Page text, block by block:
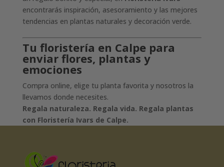
encontrarás inspiración, asesoramiento y las mejores
tendencias en plantas naturales y decoración verde.
Tu floristería en Calpe para
enviar flores, plantas y
emociones
Compra online, elige tu planta favorita y nosotros la
llevamos donde necesites.
Regala naturaleza. Regala vida. Regala plantas
con Floristería Ivars de Calpe.